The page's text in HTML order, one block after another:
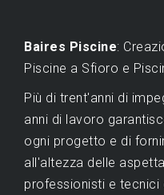
Baires Piscine:
Piscine a Sfioro e
Più di trent'anni di
anni di lavoro
ogni progetto e di
all'altezza delle
professionisti e tecnici